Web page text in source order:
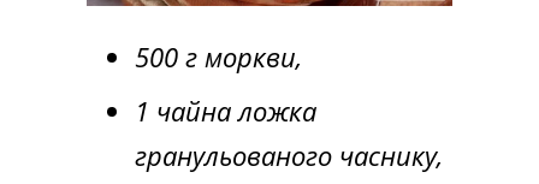
500 г моркви,
1 чайна ложка
гранульованого часнику,